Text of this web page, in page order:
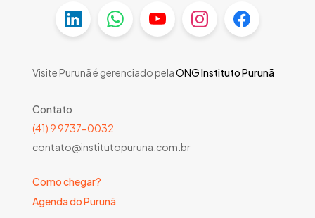
Visite Purunã é gerenciado pelaONGInstituto Purunã
Contato
(41) 9 9737-0032
contato@institutopuruna.com.br
Como chegar?
Agenda do Purunã